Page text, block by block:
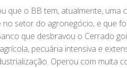
que o BB tem, atualmente,
no setor do agronegócio, e que
que desbravou o Cerrado
pecuária intensiva e
Operou com muita